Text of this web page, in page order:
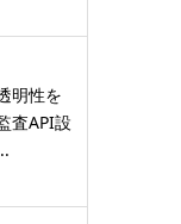
明性を
査API設